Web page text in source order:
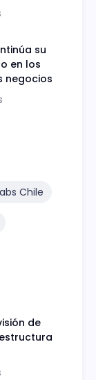
su
en los
negocios
Chile
de